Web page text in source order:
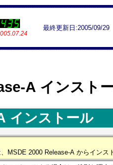
最終更新日:2005/09/29
A インストー
インストール
MSDE 2000 Release-A からインス